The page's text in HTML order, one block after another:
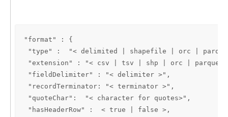
"format" : {
"type" :  "< delimited | shapefile | orc |
"extension" : "< csv | tsv | shp | orc | parquet
"fieldDelimiter" : "< delimiter >",
"recordTerminator: "< terminator >",
"quoteChar":  "< character for quotes>",
"hasHeaderRow" :  < true | false >,